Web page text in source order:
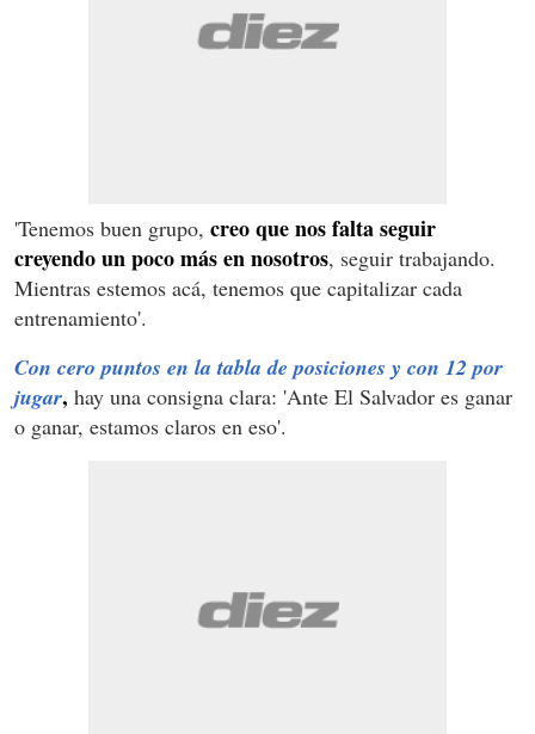
'Tenemos buen grupo, creo que nos falta seguir
creyendo un poco más en nosotros, seguir trabajando.
Mientras estemos acá, tenemos que capitalizar cada
entrenamiento'.
Con cero puntos en la tabla de posiciones y con 12 por
jugar, hay una consigna clara: 'Ante El Salvador es ganar
o ganar, estamos claros en eso'.